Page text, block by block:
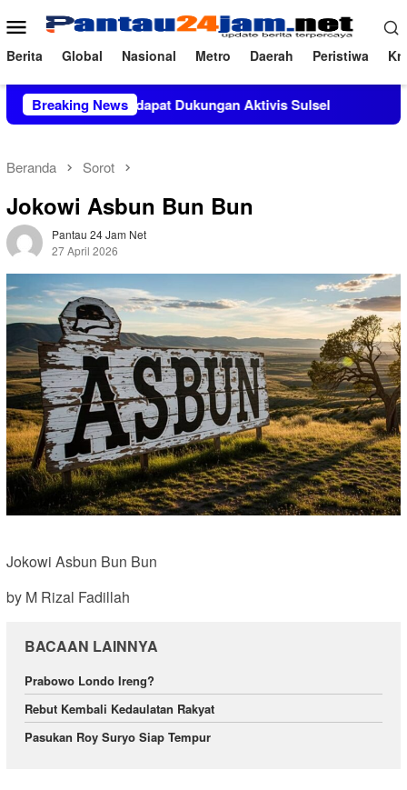
ke
konten
Menu
Mobile
Berita Global Nasional Metro Daerah Peristiwa
Breaking News
Mendapat Dukungan Aktivis Sulsel Kapolres
Beranda Sorot
Jokowi Asbun Bun Bun
Pantau 24 Jam Net
27 April 2026
Jokowi Asbun Bun Bun
by M Rizal Fadillah
BACAAN LAINNYA
Prabowo Londo Ireng?
Rebut Kembali Kedaulatan Rakyat
Pasukan Roy Suryo Siap Tempur